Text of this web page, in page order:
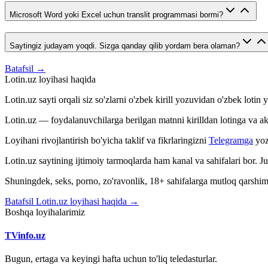
Microsoft Word yoki Excel uchun translit programmasi bormi?
Saytingiz judayam yoqdi. Sizga qanday qilib yordam bera olaman?
Batafsil →
Lotin.uz loyihasi haqida
Lotin.uz sayti orqali siz so'zlarni o'zbek kirill yozuvidan o'zbek lotin
Lotin.uz — foydalanuvchilarga berilgan matnni kirilldan lotinga va
Loyihani rivojlantirish bo'yicha taklif va fikrlaringizni Telegramga
Lotin.uz saytining ijtimoiy tarmoqlarda ham kanal va sahifalari bor.
Shuningdek, seks, porno, zo'ravonlik, 18+ sahifalarga mutloq
Batafsil Lotin.uz loyihasi haqida →
Boshqa loyihalarimiz
TVinfo.uz
Bugun, ertaga va keyingi hafta uchun to'liq teledasturlar.